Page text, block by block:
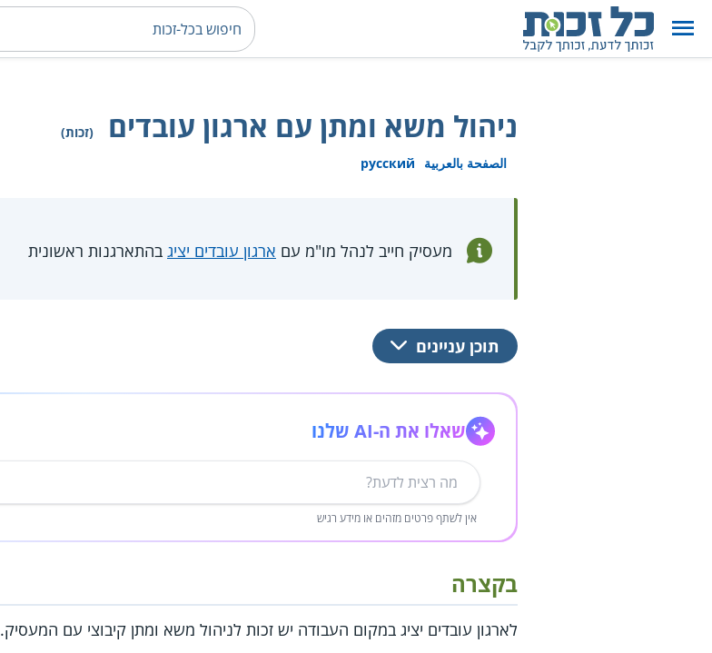
ניהול משא ומתן עם ארגון עובדים
(זכות)
الصفحة بالعربية
русский
מעסיק חייב לנהל מו"מ עם ארגון עובדים יציג בהתארגנות ראשונית
תוכן עניינים
שאלו את ה-AI שלנו
אין לשתף פרטים מזהים או מידע רגיש
בקצרה
לארגון עובדים יציג במקום העבודה יש זכות לניהול משא ומתן קיבוצי עם המעסיק.